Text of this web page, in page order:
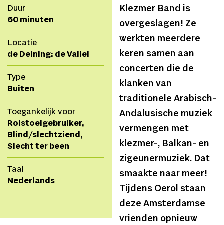
Duur
60 minuten
Locatie
de Deining: de Vallei
Type
Buiten
Toegankelijk voor
Rolstoelgebruiker,
Blind/slechtziend,
Slecht ter been
Taal
Nederlands
Klezmer Band is
overgeslagen! Ze
werkten meerdere
keren samen aan
concerten die de
klanken van
traditionele Arabisch-
Andalusische muziek
vermengen met
klezmer-, Balkan- en
zigeunermuziek. Dat
smaakte naar meer!
Tijdens Oerol staan
deze Amsterdamse
vrienden opnieuw